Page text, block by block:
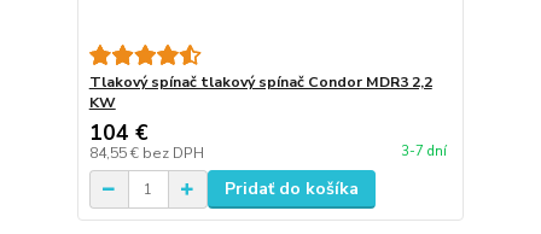
Tlakový spínač tlakový spínač Condor MDR3 2,2
KW
104 €
84,55 € bez DPH 3-7 dní
Pridať do košíka